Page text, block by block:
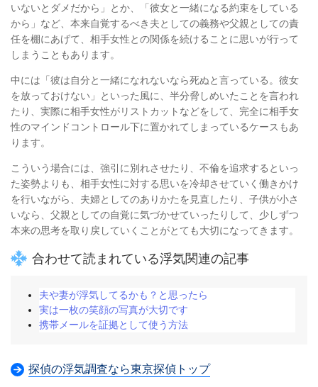
いないとダメだから」とか、「彼女と一緒になる約束をしている
から」など、 本来自覚するべき夫としての義務や父親としての責
任を棚にあげて、 相手女性との関係を続けることに思いが行って
しまうこともあります。
中には「彼は自分と一緒になれないなら死ぬと言っている。彼女
を放っておけない」といった風に、 半分脅しめいたことを言われ
たり、実際に相手女性がリストカットなどをして、 完全に相手女
性のマインドコントロール下に置かれてしまっているケースもあ
ります。
こういう場合には、強引に別れさせたり、不倫を追求するといっ
た姿勢よりも、 相手女性に対する思いを冷却させていく働きかけ
を行いながら、夫婦としてのありかたを見直したり、 子供が小さ
いなら、父親としての自覚に気づかせていったりして、 少しずつ
本来の思考を取り戻していくことがとても大切になってきます。
合わせて読まれている浮気関連の記事
夫や妻が浮気してるかも？と思ったら
実は一枚の笑顔の写真が大切です
携帯メールを証拠として使う方法
探偵の浮気調査なら東京探偵トップ